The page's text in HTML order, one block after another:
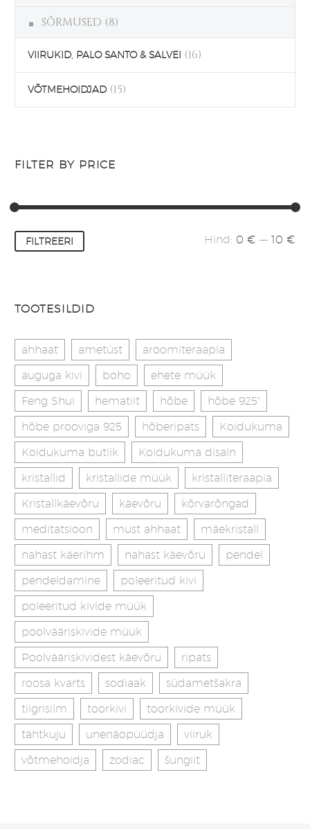
SÕRMUSED (8)
VIIRUKID, PALO SANTO & SALVEI (16)
VÕTMEHOIDJAD (15)
FILTER BY PRICE
Minimaalne
Maksimaalne
FILTREERI Hind: 0 € — 10 €
TOOTESILDID
ahhaat ametüst
aroomiteraapia
auguga kivi
boho
ehete müük
Feng Shui
hematiit hõbe
hõbe 925"
hõbe prooviga 925
hõberipats
Koidukuma
Koidukuma butiik
Koidukuma disain
kristallid
kristallide müük
kristalliteraapia
Kristallkäevõru
käevõru
kõrvarõngad
meditatsioon
must ahhaat
mäekristall
nahast käerihm
nahast käevõru
pendel
pendeldamine
poleeritud kivi
poleeritud kivide müük
poolvääriskivide müük
Poolvääriskividest käevõru
ripats
roosa kvarts
sodiaak
südametšakra
tiigrisilm
toorkivi
toorkivide müük
tähtkuju
unenäopüüdja
viiruk
võtmehoidja
zodiac šungiit